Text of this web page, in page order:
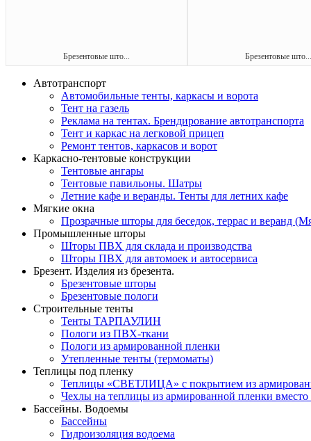
Брезентовые што... Брезентовые што...
Автотранспорт
Автомобильные тенты, каркасы и ворота
Тент на газель
Реклама на тентах. Брендирование автотранспорта
Тент и каркас на легковой прицеп
Ремонт тентов, каркасов и ворот
Каркасно-тентовые конструкции
Тентовые ангары
Тентовые павильоны. Шатры
Летние кафе и веранды. Тенты для летних кафе
Мягкие окна
Прозрачные шторы для беседок, террас и веранд
Промышленные шторы
Шторы ПВХ для склада и производства
Шторы ПВХ для автомоек и автосервиса
Брезент. Изделия из брезента.
Брезентовые шторы
Брезентовые пологи
Строительные тенты
Тенты ТАРПАУЛИН
Пологи из ПВХ-ткани
Пологи из армированной пленки
Утепленные тенты (термоматы)
Теплицы под пленку
Теплицы «СВЕТЛИЦА» с покрытием из
Чехлы на теплицы из армированной пленки вместо
Бассейны. Водоемы
Бассейны
Гидроизоляция водоема